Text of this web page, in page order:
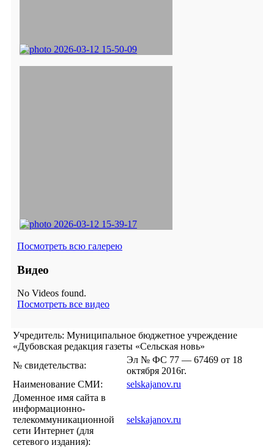
Посмотреть всю галерею
Видео
No Videos found.
Посмотреть все видео
Учредитель: Муниципальное бюджетное учреждение
«Дубовская редакция газеты «Сельская новь»
№ свидетельства:
Эл № ФС 77 — 67469 от 18
октября 2016г.
Наименование СМИ:
selskajanov.ru
Доменное имя сайта в
информационно-
телекоммуникационной
сети Интернет (для
сетевого издания):
selskajanov.ru